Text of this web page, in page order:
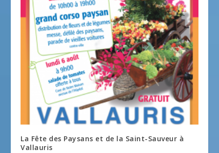
La Fête des Paysans et de la Saint-Sauveur à
Vallauris